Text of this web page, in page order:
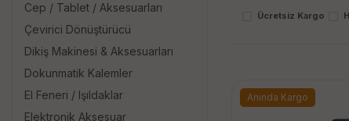
Cep / Tablet / Aksesuarları
Çevirici Dönüştürücü
Dikiş Makinesi & Aksesuarları
Dokunmatik Kalemler
El Feneri / Işıldaklar
Elektronik Aksesuar
Ücretsiz Kargo
Anında Kargo